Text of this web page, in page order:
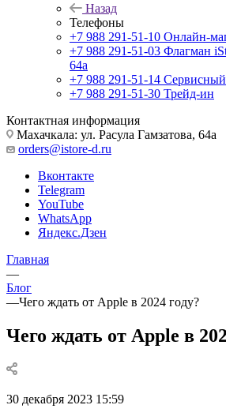
Назад
Телефоны
+7 988 291-51-10 Онлайн-
+7 988 291-51-03 Флагман
64а
+7 988 291-51-14
+7 988 291-51-30 Трейд-ин
Контактная информация
Махачкала: ул. Расула Гамзатова, 64а
orders@istore-d.ru
Вконтакте
Telegram
YouTube
WhatsApp
Яндекс.Дзен
Главная
—
Блог
—Чего ждать от Apple в 2024 году?
Чего ждать от Apple в
30 декабря 2023 15:59